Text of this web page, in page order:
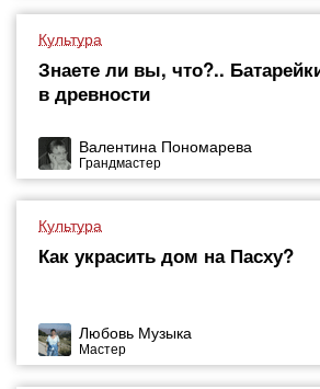
Культура
Знаете ли вы, что?..
в древности
Валентина Пономарева
Грандмастер
Культура
Как украсить дом на Пасху?
Любовь Музыка
Мастер